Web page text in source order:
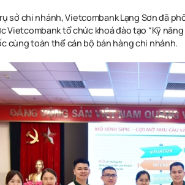
sở chi nhánh, Vietcombank Lạng Sơn đã
Vietcombank tổ chức khoá đào tạo “Kỹ
cùng toàn thể cán bộ bán hàng chi nhánh.